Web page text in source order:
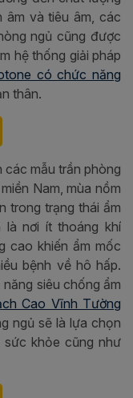
âm và tiêu âm, các
ngủ cũng được
hệ thống giải pháp
có chức năng
thân.
các mẫu trần phòng
Nam, mùa nồm
trong trạng thái ẩm
là nơi ít thoáng khí
cao khiến ẩm mốc
bệnh về hô hấp.
siêu chống ẩm
Cao Vĩnh Tường
ngủ sẽ là lựa chọn
khỏe cũng như